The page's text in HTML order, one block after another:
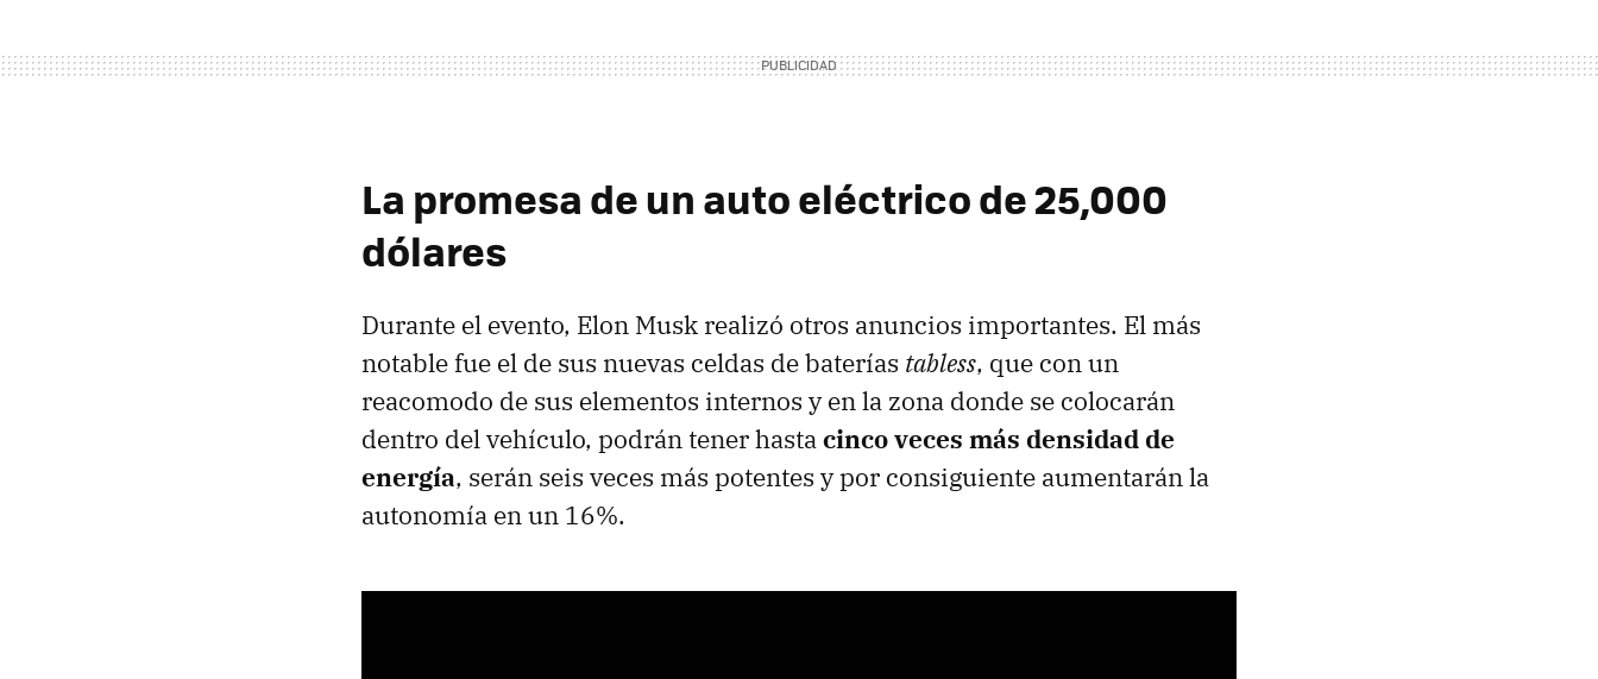
La promesa de un auto eléctrico de 25,000
dólares
Durante el evento, Elon Musk realizó otros anuncios importantes. El más
notable fue el de sus nuevas celdas de baterías tabless, que con un
reacomodo de sus elementos internos y en la zona donde se colocarán
dentro del vehículo, podrán tener hastacinco veces más densidad de
energía, serán seis veces más potentes y por consiguiente aumentarán la
autonomía en un 16%.